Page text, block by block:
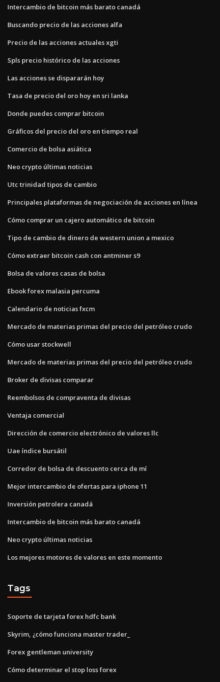
Intercambio de bitcoin más barato canadá
Buscando precio de las acciones alfa
Precio de las acciones actuales xgti
Spls precio histórico de las acciones
Las acciones se dispararán hoy
Tasa de precio del oro hoy en sri lanka
Donde puedes comprar bitcoin
Gráficos del precio del oro en tiempo real
Comercio de bolsa asiática
Neo crypto últimas noticias
Utc trinidad tipos de cambio
Principales plataformas de negociación de acciones en línea
Cómo comprar un cajero automático de bitcoin
Tipo de cambio de dinero de western union a mexico
Cómo extraer bitcoin cash con antminer s9
Bolsa de valores casas de bolsa
Ebook forex malasia percuma
Calendario de noticias fxcm
Mercado de materias primas del precio del petróleo crudo
Cómo usar stockwell
Mercado de materias primas del precio del petróleo crudo
Broker de divisas comparar
Reembolsos de compraventa de divisas
Ventaja comercial
Dirección de comercio electrónico de valores llc
Uae índice bursátil
Corredor de bolsa de descuento cerca de mí
Mejor intercambio de ofertas para iphone 11
Inversión petrolera canadá
Intercambio de bitcoin más barato canadá
Neo crypto últimas noticias
Los mejores motores de valores en este momento
Tags
Soporte de tarjeta forex hdfc bank
Skyrim, ¿cómo funciona master trader_
Forex gentleman university
Cómo determinar el stop loss forex